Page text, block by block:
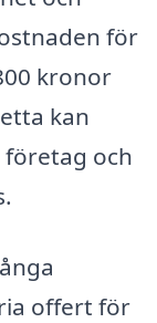
för
kronor
kan
företag och
offert för